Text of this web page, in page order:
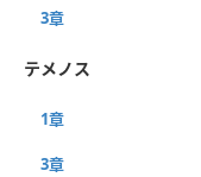
3章
テメノス
1章
3章